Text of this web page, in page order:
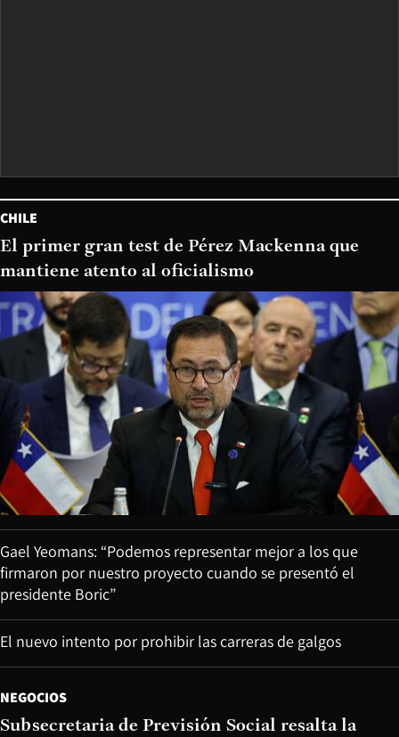
CHILE
El primer gran test de Pérez Mackenna que
mantiene atento al oficialismo
Gael Yeomans: “Podemos representar mejor a los que
firmaron por nuestro proyecto cuando se presentó el
presidente Boric”
El nuevo intento por prohibir las carreras de galgos
NEGOCIOS
Subsecretaria de Previsión Social resalta la